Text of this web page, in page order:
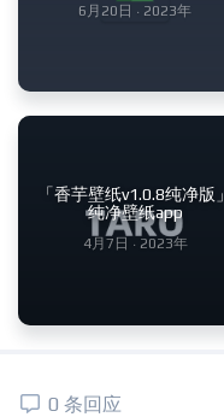
6月20日 · 2023年
「香芋壁纸v1.0.8纯净版」
纯净壁纸app
4月7日 · 2023年
0 条回应